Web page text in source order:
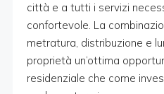
città e a tutti i servizi
confortevole. La
metratura, distribuzione e
proprietà un’ottima
residenziale che come